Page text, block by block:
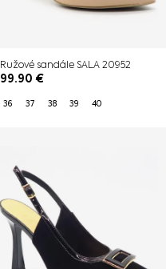
Ružové sandále SALA 20952
99.90 €
36 37 38 39 40